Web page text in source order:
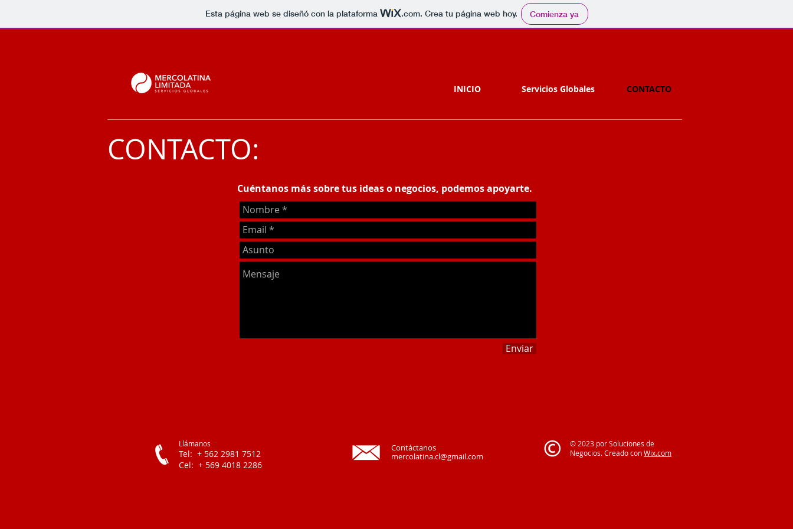
Esta página web se diseñó con la plataforma .com. Crea tu página web hoy. Comienza ya
INICIO Servicios Globales CONTACTO
CONTACTO:
Cuéntanos más sobre tus ideas o negocios, podemos apoyarte.
Enviar
Llámanos
Tel: + 562 2981 7512
Cel: + 569 4018 2286
Contáctanos
mercolatina.cl@gmail.com
© 2023 por Soluciones de
Negocios. Creado conWix.com